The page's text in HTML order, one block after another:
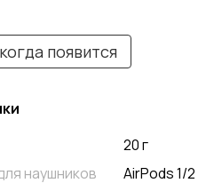
появится
20 г
наушников
AirPods 1/2